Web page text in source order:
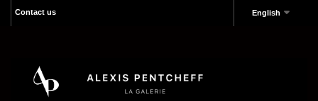
English
Contact us